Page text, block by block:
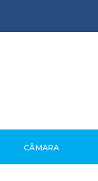
CÂMARA